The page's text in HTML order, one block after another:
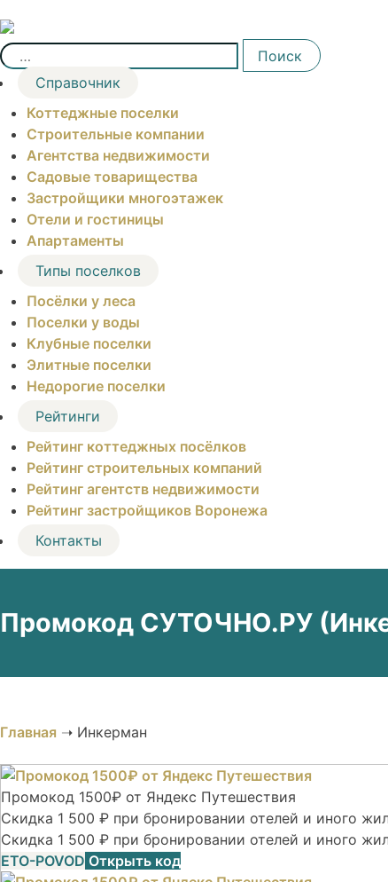
to
content
Найти:
Поиск
Справочник
Коттеджные поселки
Строительные компании
Агентства недвижимости
Садовые товарищества
Застройщики многоэтажек
Отели и гостиницы
Апартаменты
Типы поселков
Посёлки у леса
Поселки у воды
Клубные поселки
Элитные поселки
Недорогие поселки
Рейтинги
Рейтинг коттеджных посёлков
Рейтинг строительных компаний
Рейтинг агентств недвижимости
Рейтинг застройщиков Воронежа
Контакты
Промокод СУТОЧНО.РУ
Главная ➝ Инкерман
Промокод 1500₽ от Яндекс Путешествия
Скидка 1 500 ₽ при бронировании отелей и иного
Скидка 1 500 ₽ при бронировании отелей и иного
ETO-POVOD Открыть код